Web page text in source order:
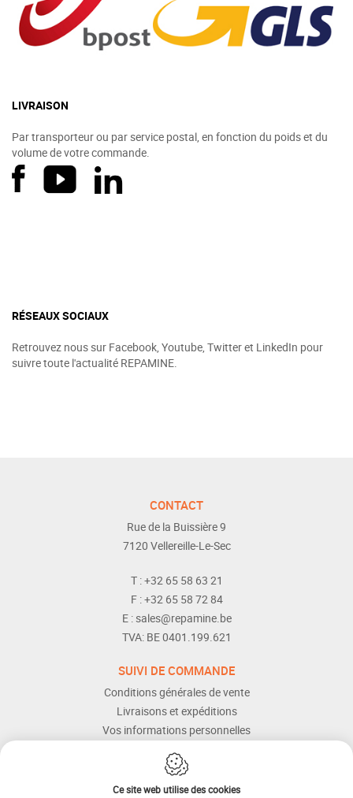
LIVRAISON
Par transporteur ou par service postal, en fonction du poids et du
volume de votre commande.
RÉSEAUX SOCIAUX
Retrouvez nous sur Facebook, Youtube, Twitter et LinkedIn pour
suivre toute l'actualité REPAMINE.
CONTACT
Rue de la Buissière 9
7120 Vellereille-Le-Sec
T :+32 65 58 63 21
F :+32 65 58 72 84
E :sales@repamine.be
TVA: BE 0401.199.621
SUIVI DE COMMANDE
Conditions générales de vente
Livraisons et expéditions
Vos informations personnelles
Modes de paiement
Services Après-vente
Aide et assistance
Ce site web utilise des cookies